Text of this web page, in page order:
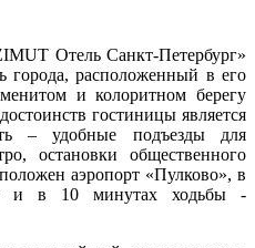
Отель Санкт-Петербург»
города, расположенный в его
и колоритном берегу
гостиницы является
– удобные подъезды для
остановки общественного
аэропорт «Пулково», в
и в 10 минутах ходьбы -